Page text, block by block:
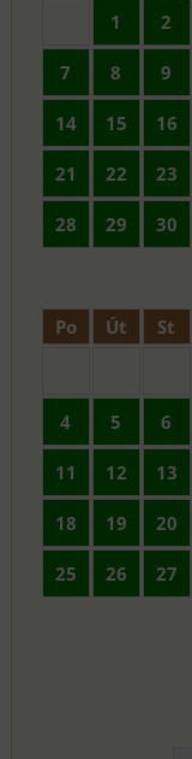
1
2
7 8 9
14 15 16
21 22 23
28 29 30
Po Út St
4 5 6
11 12 13
18 19 20
25 26 27